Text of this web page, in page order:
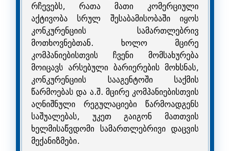
რჩევებს, რათა მათი კომერციული
აქტივობა სრულ შესაბამისობაში იყოს
კონკურენციის სამართლებრივ
მოთხოვნებთან. ხოლო მცირე
კომპანიებისთვის ჩვენი მომსახურება
მოიცავს არსებული ბარიერების მოხსნას,
კონკურენციის სააგენტოში საქმის
წარმოებას და ა.შ. მცირე კომპანიებისთვის
აღნიშნული რეგულაციები წარმოადგენს
საშუალებას, უკეთ გაიგონ მათთვის
ხელმისაწვდომი სამართლებრივი დაცვის
მექანიზმები.